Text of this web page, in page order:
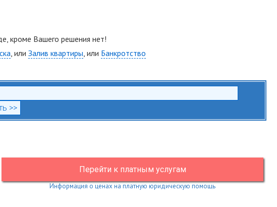
кроме Вашего решения нет!
, или Залив квартиры, или Банкротство
Перейти к платным услугам
Информация о ценах на платную юридическую помощь